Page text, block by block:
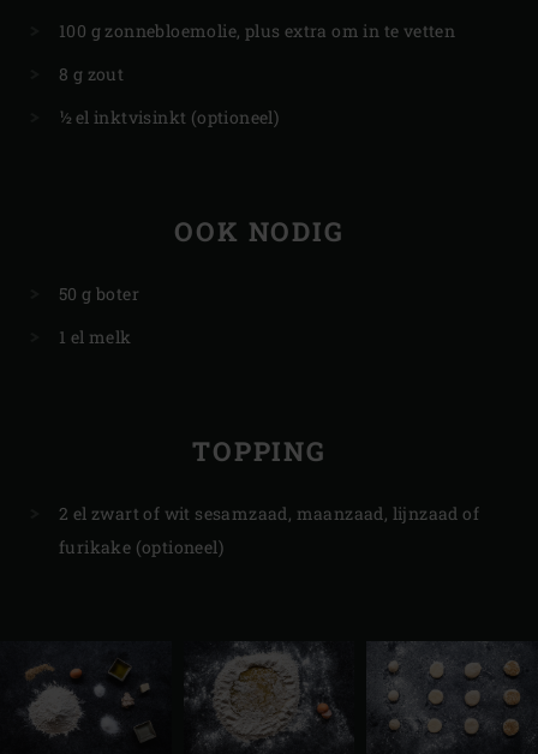
100 g zonnebloemolie, plus extra om in te vetten
8 g zout
½ el inktvisinkt (optioneel)
OOK NODIG
50 g boter
1 el melk
TOPPING
2 el zwart of wit sesamzaad, maanzaad, lijnzaad of
furikake (optioneel)